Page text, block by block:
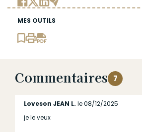
MES OUTILS
Commentaires 7
Loveson JEAN L. le 08/12/2025
je le veux